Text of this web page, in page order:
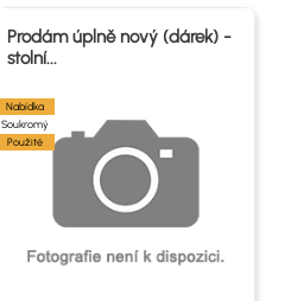
Prodám úplně nový (dárek) -
stolní...
Nabídka
Soukromý
Použité